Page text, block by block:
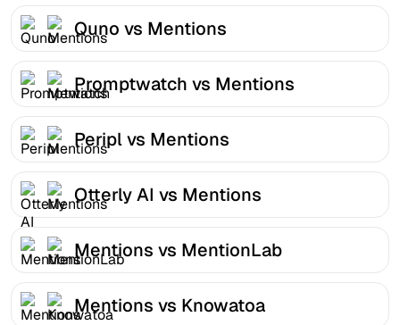
Quno vs Mentions
Promptwatch vs Mentions
Peripl vs Mentions
Otterly AI vs Mentions
Mentions vs MentionLab
Mentions vs Knowatoa